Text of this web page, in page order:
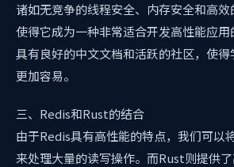
诸如无竞争的线程安全、内存安全和高效
使得它成为一种非常适合开发高性能应
具有良好的中文文档和活跃的社区，使
更加容易。
三、Redis和Rust的结合
由于Redis具有高性能的特点，我们可以
来处理大量的读写操作。而Rust则提供